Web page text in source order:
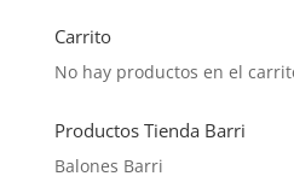
Carrito
No hay productos en el
Productos Tienda Barri
Balones Barri